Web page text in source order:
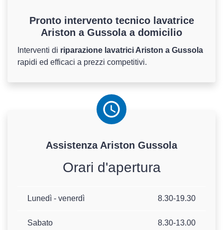
Pronto intervento tecnico lavatrice
Ariston a Gussola a domicilio
Interventi di riparazione lavatrici Ariston a Gussola
rapidi ed efficaci a prezzi competitivi.
Assistenza Ariston Gussola
Orari d'apertura
Lunedì - venerdì 8.30-19.30
Sabato 8.30-13.00